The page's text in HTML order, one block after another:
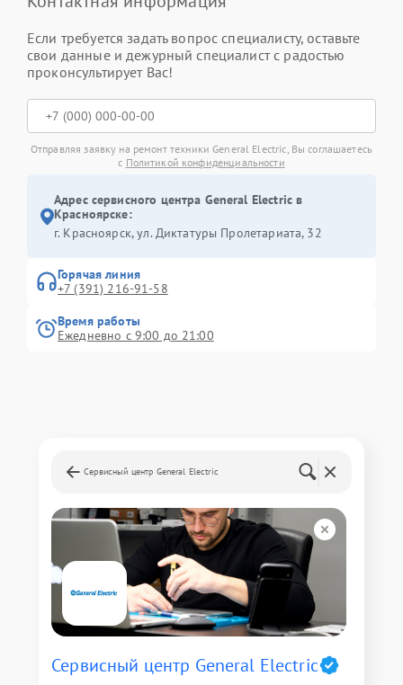
Если требуется задать вопрос специалисту, оставьте
свои данные и дежурный специалист с радостью
проконсультирует Вас!
Отправляя заявку на ремонт техники General Electric, Вы соглашаетесь
с Политикой конфиденциальности
Адрес сервисного центра General Electric в
Красноярске:
г. Красноярск, ул. Диктатуры Пролетариата, 32
Горячая линия
+7 (391) 216-91-58
Время работы
Ежедневно с 9:00 до 21:00
Сервисный центр General Electric
Сервисный центр General Electric